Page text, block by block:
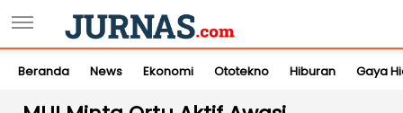
Beranda News Ekonomi Ototekno Hiburan Gaya